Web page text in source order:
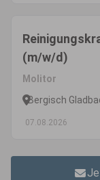
(m/w/d)
Molitor
Bergisch
07.08.2026